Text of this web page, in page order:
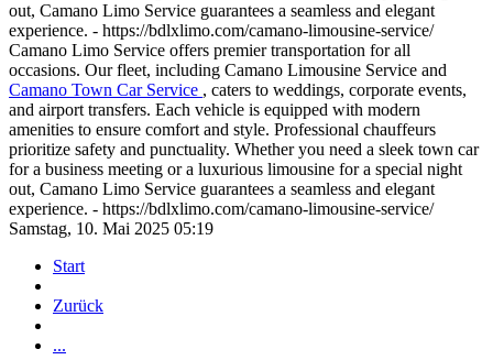
out, Camano Limo Service guarantees a seamless and elegant
experience. - https://bdlxlimo.com/camano-limousine-service/
Camano Limo Service offers premier transportation for all
occasions. Our fleet, including Camano Limousine Service and
Camano Town Car Service , caters to weddings, corporate events,
and airport transfers. Each vehicle is equipped with modern
amenities to ensure comfort and style. Professional chauffeurs
prioritize safety and punctuality. Whether you need a sleek town car
for a business meeting or a luxurious limousine for a special night
out, Camano Limo Service guarantees a seamless and elegant
experience. - https://bdlxlimo.com/camano-limousine-service/
Samstag, 10. Mai 2025 05:19
Start
Zurück
...